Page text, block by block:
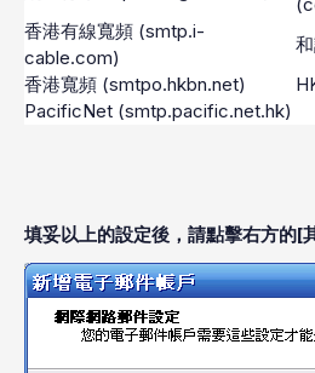
香港有線寬頻 (smtp.i-
cable.com)
香港寬頻 (smtpo.hkbn.net)
PacificNet (smtp.pacific.net.hk)
填妥以上的設定後，請點擊右方的[